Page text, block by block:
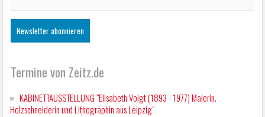
Termine von Zeitz.de
KABINETTAUSSTELLUNG "Elisabeth Voigt (1893 - 1977) Malerin.
Holzschneiderin und Lithographin aus Leipzig"